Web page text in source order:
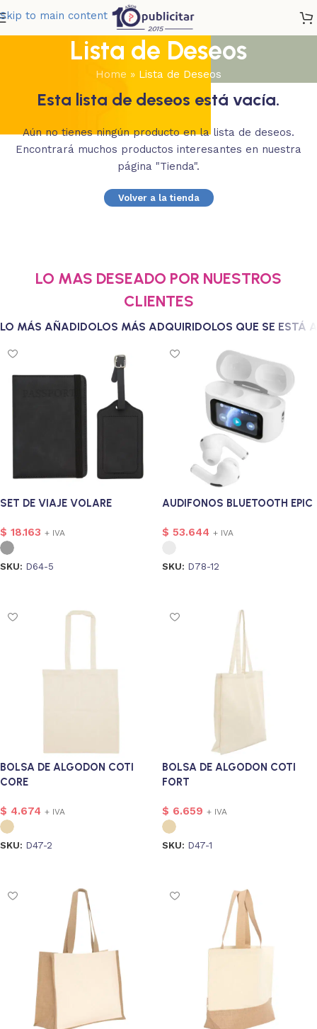
Skip to main content
Lista de Deseos
Home » Lista de Deseos
Esta lista de deseos está vacía.
Aún no tienes ningún producto en la lista de deseos.
Encontrará muchos productos interesantes en nuestra
página "Tienda".
Volver a la tienda
LO MAS DESEADO POR NUESTROS
CLIENTES
LO MÁS AÑADIDOLOS MÁS ADQUIRIDOLOS QUE SE ESTÁ
SET DE VIAJE VOLARE
$ 18.163 + IVA
SKU: D64-5
AUDIFONOS BLUETOOTH EPIC
$ 53.644 + IVA
SKU: D78-12
BOLSA DE ALGODON COTI
CORE
$ 4.674 + IVA
SKU: D47-2
BOLSA DE ALGODON COTI
FORT
$ 6.659 + IVA
SKU: D47-1